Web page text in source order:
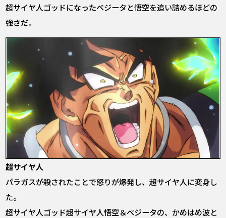
超サイヤ人ゴッドになったベジータと悟空を追い詰めるほどの
強さだ。
超サイヤ人
パラガスが殺されたことで怒りが爆発し、超サイヤ人に変身し
た。
超サイヤ人ゴッド超サイヤ人悟空＆ベジータの、かめはめ波と